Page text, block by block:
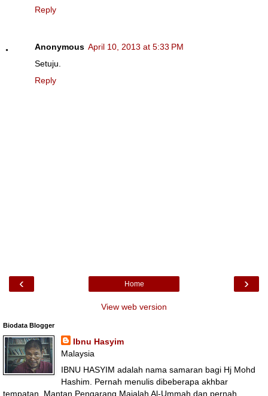
Reply
Anonymous April 10, 2013 at 5:33 PM
Setuju.
Reply
‹ ›
Home
View web version
Biodata Blogger
Ibnu Hasyim
Malaysia
IBNU HASYIM adalah nama samaran bagi Hj Mohd
Hashim. Pernah menulis dibeberapa akhbar
tempatan. Mantan Pengarang Majalah Al-Ummah dan pernah